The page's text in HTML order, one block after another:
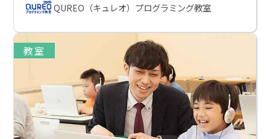
QUREO（キュレオ）プログラミング教室
教室